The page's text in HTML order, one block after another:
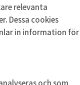
relevanta
Dessa cookies
in information för
och som